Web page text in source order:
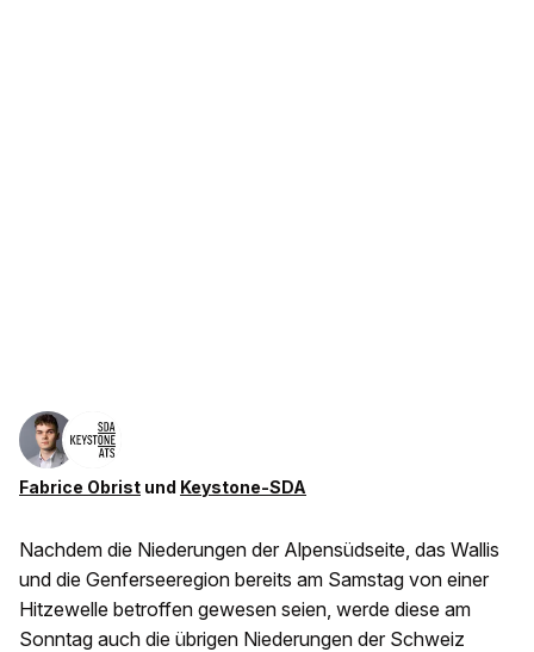
Fabrice Obrist und Keystone-SDA
Nachdem die Niederungen der Alpensüdseite, das Wallis
und die Genferseeregion bereits am Samstag von einer
Hitzewelle betroffen gewesen seien, werde diese am
Sonntag auch die übrigen Niederungen der Schweiz